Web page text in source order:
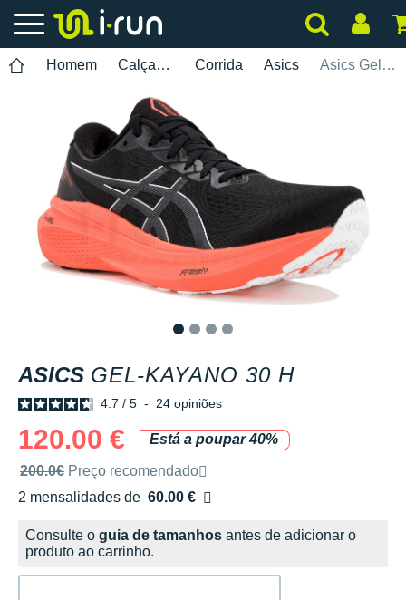
Homem Calçados Corrida Asics Asics Gel-Kayano 30 H
ASICS GEL-KAYANO 30 H
4.7 / 5 - 24 opiniões
120.00 €
Está a poupar 40%
Preço de venda recomendado pela marca
200.0€ Preço recomendado
2 mensalidades de 60.00 €
sem custos
Consulte o guia de tamanhos antes de adicionar o
produto ao carrinho.